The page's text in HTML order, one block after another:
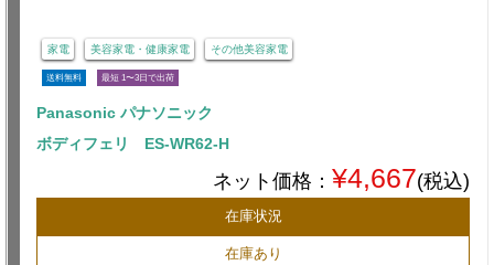
家電 美容家電・健康家電 その他美容家電
送料無料 最短 1〜3日で出荷
Panasonic パナソニック
ボディフェリ ES-WR62-H
ネット価格： ¥4,667(税込)
在庫状況
在庫あり